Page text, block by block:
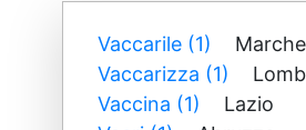
Vaccarile (1)
Marche
Vaccarizza (1)
Vaccina (1)
Lazio